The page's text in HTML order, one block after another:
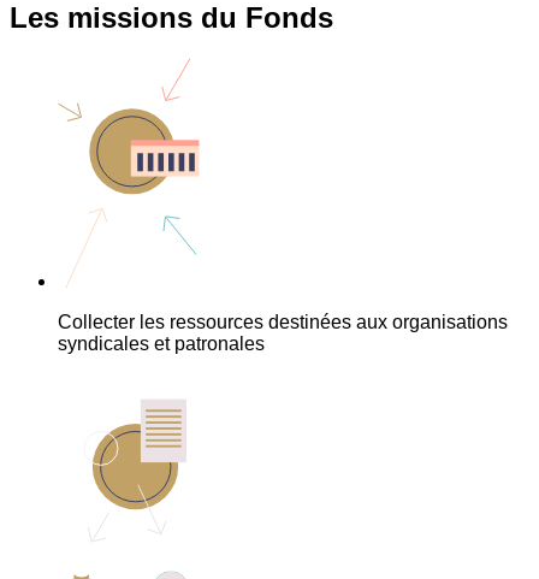
Les missions du Fonds
Collecter les ressources destinées aux organisations
syndicales et patronales